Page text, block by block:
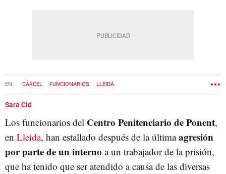
CÁRCEL FUNCIONARIOS LLEIDA
Sara Cid
Los funcionarios del Centro Penitenciario de Ponent,
en Lleida, han estallado después de la últimaagresión
por parte de un interno a un trabajador de la prisión,
que ha tenido que ser atendido a causa de las diversas